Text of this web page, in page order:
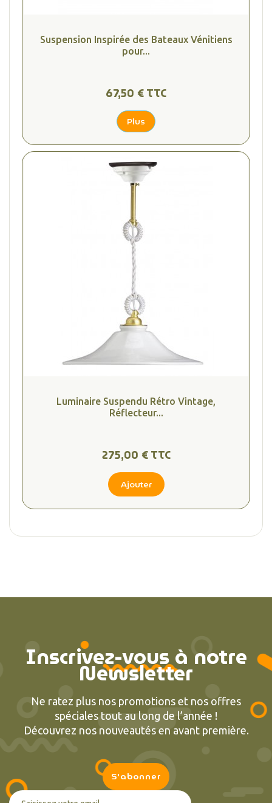
Suspension Inspirée des Bateaux Vénitiens
pour...
67,50 € TTC
Plus
Luminaire Suspendu Rétro Vintage,
Réflecteur...
275,00 € TTC
Ajouter
Inscrivez-vous à notre
Newsletter
Ne ratez plus nos promotions et nos offres
spéciales tout au long de l’année !
Découvrez nos nouveautés en avant première.